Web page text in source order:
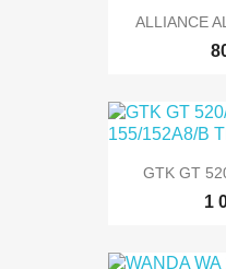
ALLIANCE
GTK GT
1